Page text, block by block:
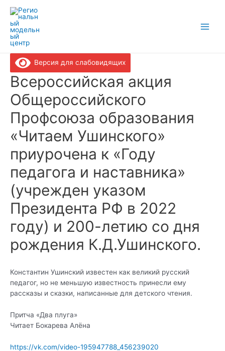
содержимому
Версия для слабовидящих
Всероссийская акция
Общероссийского
Профсоюза образования
«Читаем Ушинского»
приурочена к «Году
педагога и наставника»
(учрежден указом
Президента РФ в 2022
году) и 200-летию со дня
рождения К.Д.Ушинского.
Константин Ушинский известен как великий русский
педагог, но не меньшую известность принесли ему
рассказы и сказки, написанные для детского чтения.
Притча «Два плуга»
Читает Бокарева Алёна
https://vk.com/video-195947788_456239020